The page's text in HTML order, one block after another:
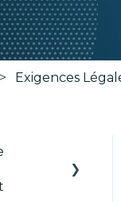
Exigences